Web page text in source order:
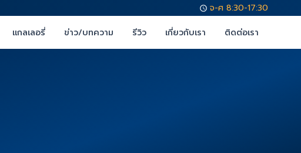
จ-ศ 8:30-17:30
แกลเลอรี่ ข่าว/บทความ รีวิว เกี่ยวกับเรา ติดต่อเรา